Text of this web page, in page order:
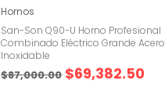
Hornos
San-Son Q90-U Horno Profesional
Combinado Eléctrico Grande Acero
Inoxidable
$87,000.00 $69,382.50